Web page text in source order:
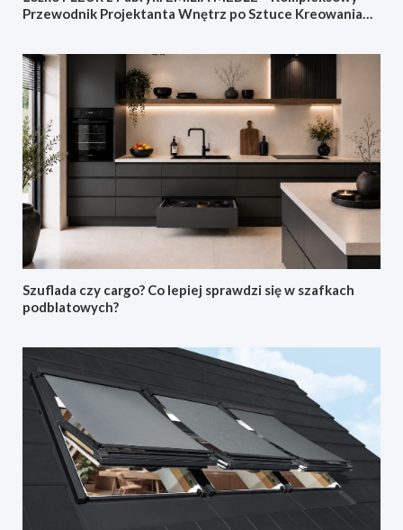
Przewodnik Projektanta Wnętrz po Sztuce Kreowania
Szuflada czy cargo? Co lepiej sprawdzi się w szafkach
podblatowych?